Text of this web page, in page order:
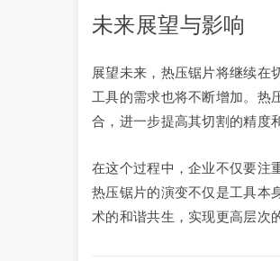
未来展望与影响
展望未来，热压锯片将继续在
工具的需求也将不断增加。热
合，进一步提高其切割的精度
在这个过程中，企业不仅要注
热压锯片的演变不仅是工具本
术的和谐共生，实现更高层次